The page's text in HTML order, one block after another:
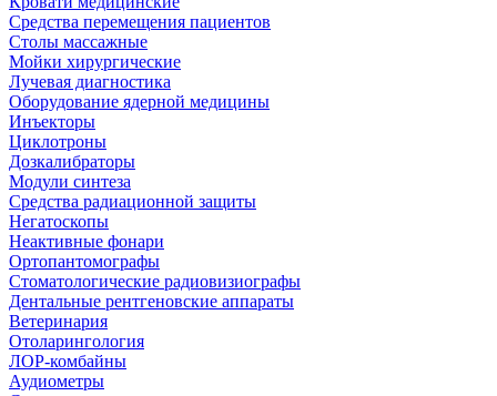
Средства перемещения пациентов
Столы массажные
Мойки хирургические
Лучевая диагностика
Оборудование ядерной медицины
Инъекторы
Циклотроны
Дозкалибраторы
Модули синтеза
Средства радиационной защиты
Негатоскопы
Неактивные фонари
Ортопантомографы
Стоматологические радиовизиографы
Дентальные рентгеновские аппараты
Ветеринария
Отоларингология
ЛОР-комбайны
Аудиометры